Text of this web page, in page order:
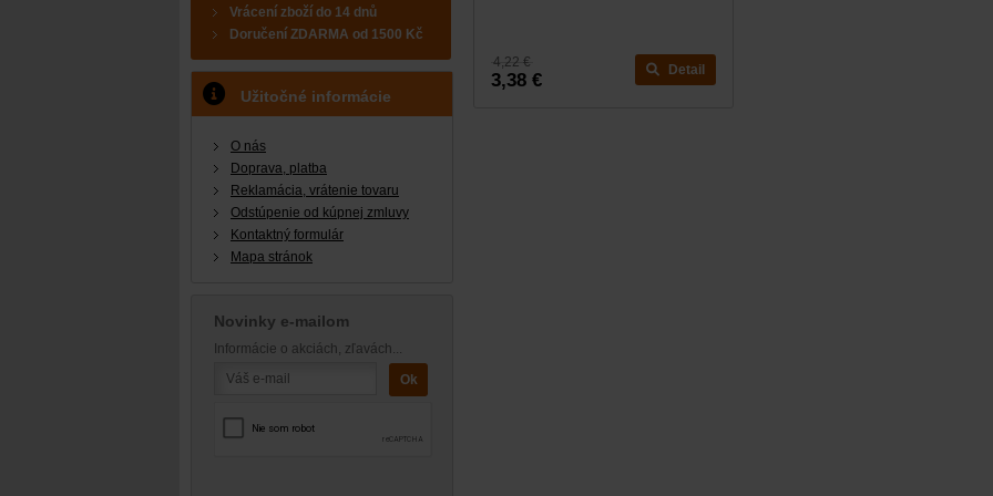
4,22 €
3,38 € Detail
Vrácení zboží do 14 dnů
Doručení ZDARMA od 1500 Kč
Užitočné informácie
O nás
Doprava, platba
Reklamácia, vrátenie tovaru
Odstúpenie od kúpnej zmluvy
Kontaktný formulár
Mapa stránok
Novinky e-mailom
Informácie o akciách, zľavách...